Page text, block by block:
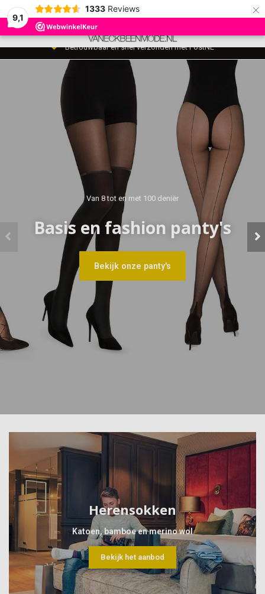
9,1
1333 Reviews ×
MENU
0
Gratis verzonden vanaf €39,-
Van 8 tot en met 100 deniër
Basis en fashion panty's
Bekijk onze panty's
Herensokken
Katoen, bamboe en merino wol
Bekijk het aanbod